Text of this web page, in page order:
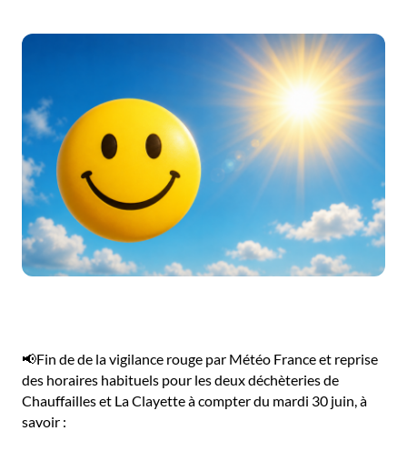
📢Fin de de la vigilance rouge par Météo France et reprise
des horaires habituels pour les deux déchèteries de
Chauffailles et La Clayette à compter du mardi 30 juin, à
savoir :